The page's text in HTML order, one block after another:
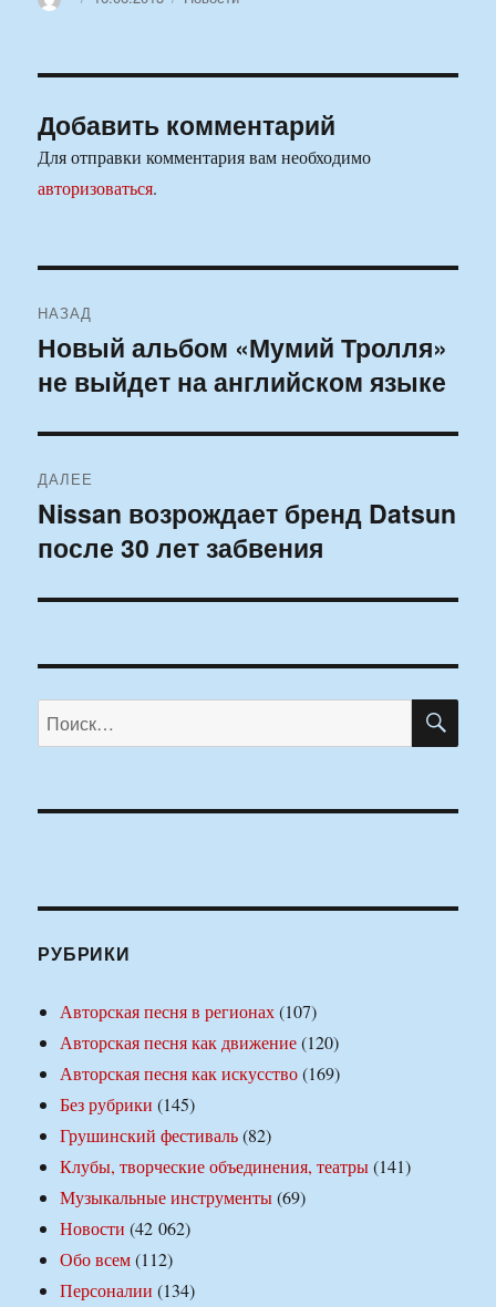
Добавить комментарий
Для отправки комментария вам необходимо
авторизоваться.
по
записям
НАЗАД
Предыдущая
запись:
Новый альбом «Мумий Тролля»
не выйдет на английском языке
ДАЛЕЕ
Следующая
запись:
Nissan возрождает бренд Datsun
после 30 лет забвения
Искать:
РУБРИКИ
Авторская песня в регионах(107)
Авторская песня как движение(120)
Авторская песня как искусство(169)
Без рубрики (145)
Грушинский фестиваль(82)
Клубы, творческие объединения, театры(141)
Музыкальные инструменты(69)
Новости (42 062)
Обо всем(112)
Персоналии (134)